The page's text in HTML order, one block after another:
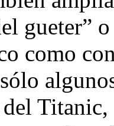
gueter”
como